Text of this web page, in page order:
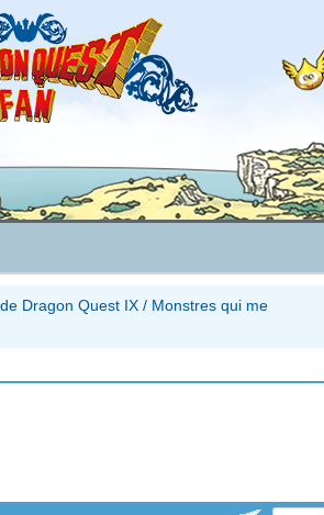
Dragon Quest IX / Monstres qui me